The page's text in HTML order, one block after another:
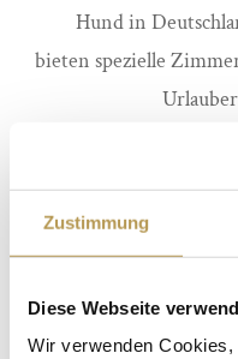
Zustimmung
Diese Webseite
Wir verwenden
Hund in
bieten spezielle
Unsere Gäste mit
ihres Urlaubs
unserem Waidmanns
Speisen, wir bitten